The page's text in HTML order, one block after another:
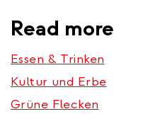
Read more
Essen & Trinken
Kultur und Erbe
Grüne Flecken